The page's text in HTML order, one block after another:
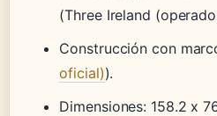
(Three Ireland
Construcción con
oficial)).
Dimensiones: 158.2 x